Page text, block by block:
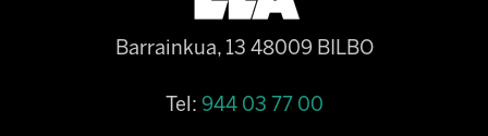
Barrainkua, 13 48009 BILBO
Tel: 944 03 77 00